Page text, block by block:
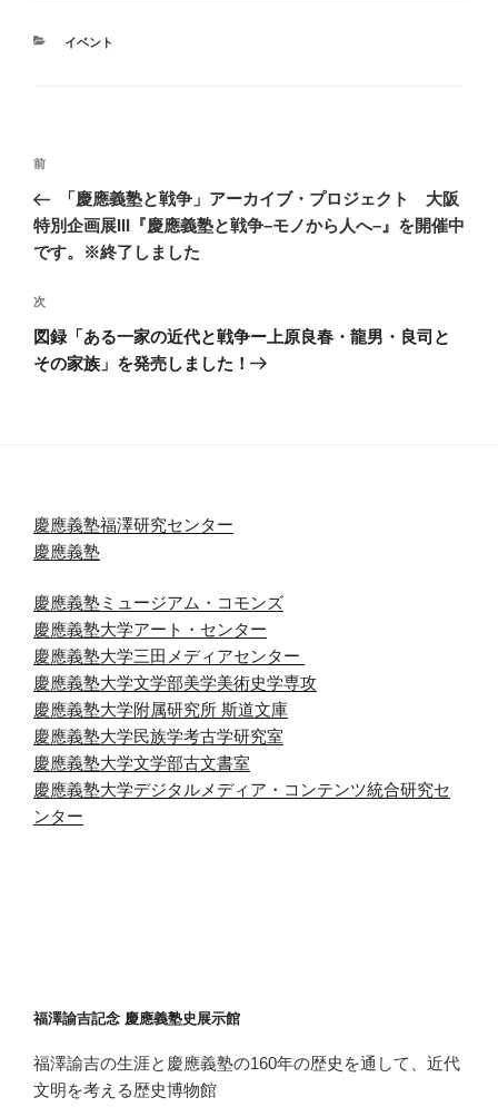
カ
イベント
投
ナ
ビ
ー
シ
ョ
前
の
投
稿
前
「慶應義塾と戦争」アーカイブ・プロジェクト 大阪
特別企画展III『慶應義塾と戦争–モノから人へ–』を開催中
です。※終了しました
次
の
投
次
図録「ある一家の近代と戦争ー上原良春・龍男・良司と
その家族」を発売しました！
慶應義塾福澤研究センター
慶應義塾
慶應義塾ミュージアム・コモンズ
慶應義塾大学アート・センター
慶應義塾大学三田メディアセンター
慶應義塾大学文学部美学美術史学専攻
慶應義塾大学附属研究所 斯道文庫
慶應義塾大学民族学考古学研究室
慶應義塾大学文学部古文書室
慶應義塾大学デジタルメディア・コンテンツ統合研究セ
ンター
福澤諭吉記念 慶應義塾史展示館
福澤諭吉の生涯と慶應義塾の160年の歴史を通して、近代
文明を考える歴史博物館